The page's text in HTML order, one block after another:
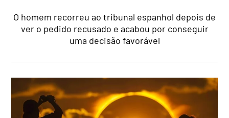
O homem recorreu ao tribunal espanhol depois de
ver o pedido recusado e acabou por conseguir
uma decisão favorável